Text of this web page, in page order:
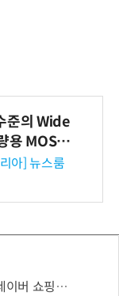
준의 Wide
용 MOSF
아] 뉴스룸
라이브 켠다